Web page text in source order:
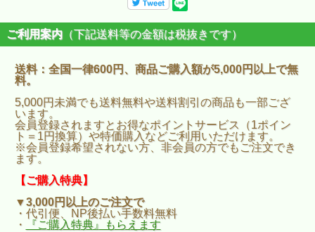
ご利用案内 （下記送料等の金額は税抜きです）
送料：全国一律600円、商品ご購入額が5,000円以上で無
料。
5,000円未満でも送料無料や送料割引の商品も一部ござ
います。
会員登録されますとお得なポイントサービス（1ポイン
ト＝1円換算）や特価購入などご利用いただけます。
※会員登録希望されない方、非会員の方でもご注文でき
ます。
【ご購入特典】
▼3,000円以上のご注文で
・代引便、NP後払い手数料無料
・
『ご購入特典』もらえます